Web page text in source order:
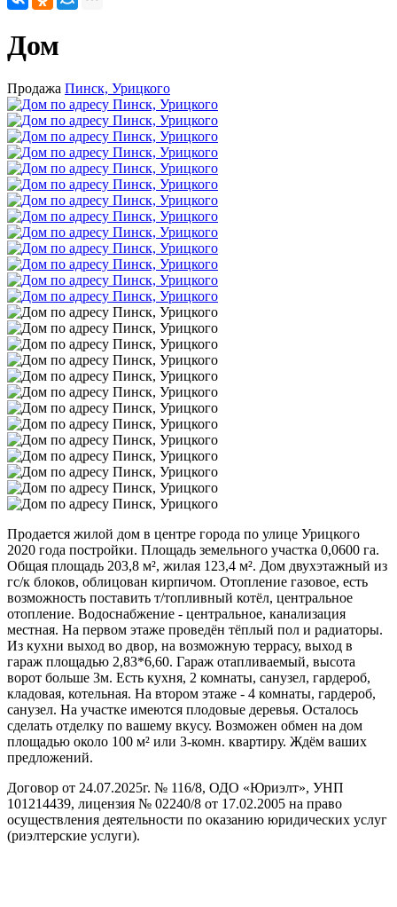
Дом
Продажа Пинск, Урицкого
Продается жилой дом в центре города по улице Урицкого
2020 года постройки. Площадь земельного участка 0,0600 га.
Общая площадь 203,8 м², жилая 123,4 м². Дом двухэтажный из
гс/к блоков, облицован кирпичом. Отопление газовое, есть
возможность поставить т/топливный котёл, центральное
отопление. Водоснабжение - центральное, канализация
местная. На первом этаже проведён тёплый пол и радиаторы.
Из кухни выход во двор, на возможную террасу, выход в
гараж площадью 2,83*6,60. Гараж отапливаемый, высота
ворот больше 3м. Есть кухня, 2 комнаты, санузел, гардероб,
кладовая, котельная. На втором этаже - 4 комнаты, гардероб,
санузел. На участке имеются плодовые деревья. Осталось
сделать отделку по вашему вкусу. Возможен обмен на дом
площадью около 100 м² или 3-комн. квартиру. Ждём ваших
предложений.
Договор от 24.07.2025г. № 116/8, ОДО «Юриэлт», УНП
101214439, лицензия № 02240/8 от 17.02.2005 на право
осуществления деятельности по оказанию юридических услуг
(риэлтерские услуги).